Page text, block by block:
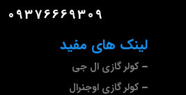
لینک های مفید
کولر گازی ال جی
کولر گازی اوجنرال
09376669309